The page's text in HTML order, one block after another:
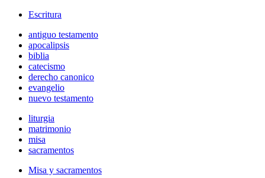
Escritura
antiguo testamento
apocalipsis
biblia
catecismo
derecho canonico
evangelio
nuevo testamento
liturgia
matrimonio
misa
sacramentos
Misa y sacramentos